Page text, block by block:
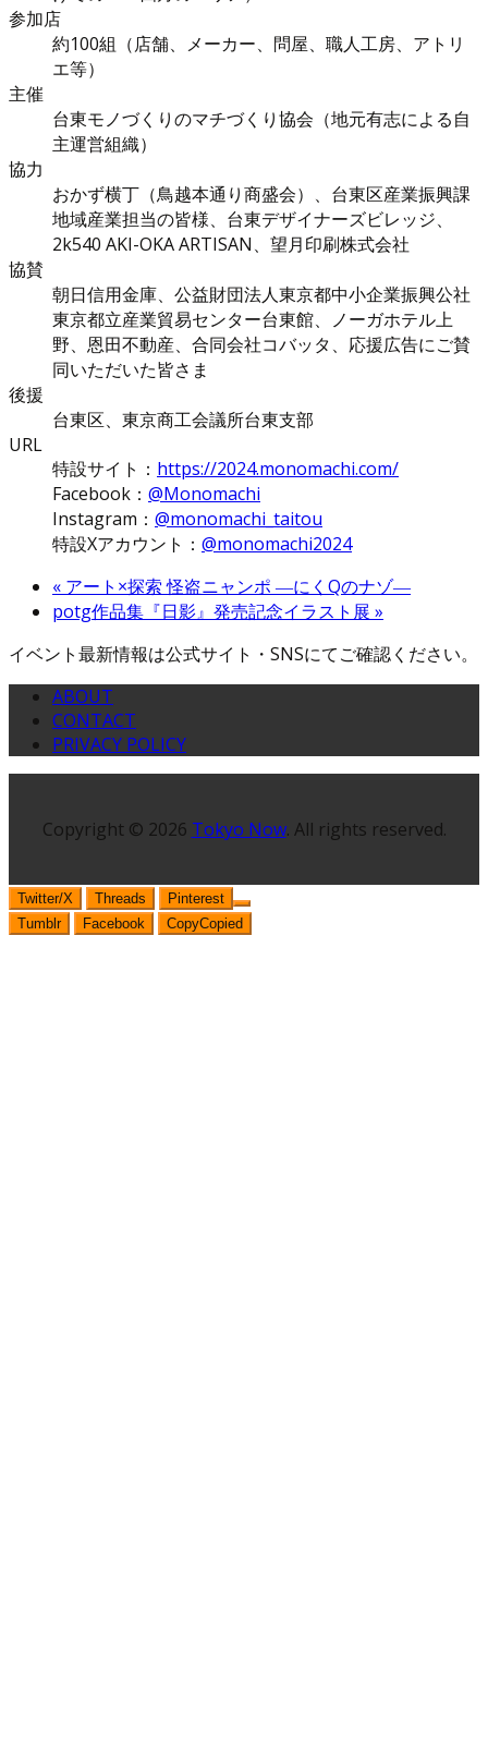
参加店
約100組（店舗、メーカー、問屋、職人工房、アトリ
エ等）
主催
台東モノづくりのマチづくり協会（地元有志による自
主運営組織）
協力
おかず横丁（鳥越本通り商盛会）、台東区産業振興課
地域産業担当の皆様、台東デザイナーズビレッジ、
2k540 AKI-OKA ARTISAN、望月印刷株式会社
協賛
朝日信用金庫、公益財団法人東京都中小企業振興公社
東京都立産業貿易センター台東館、ノーガホテル上
野、恩田不動産、合同会社コバッタ、応援広告にご賛
同いただいた皆さま
後援
台東区、東京商工会議所台東支部
URL
特設サイト： https://2024.monomachi.com/
Facebook： @Monomachi
Instagram： @monomachi_taitou
特設Xアカウント： @monomachi2024
« アート×探索 怪盗ニャンポ ―にくQのナゾ―
potg作品集『日影』発売記念イラスト展 »
イベント最新情報は公式サイト・SNSにてご確認ください。
ABOUT
CONTACT
PRIVACY POLICY
Copyright © 2026 Tokyo Now. All rights reserved.
Twitter/X Threads
Pinterest
Tumblr
Facebook CopyCopied